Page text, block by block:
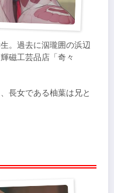
。過去に泅瓏囲の浜辺
磁工芸品店「奇々
長女である柚葉は兄と